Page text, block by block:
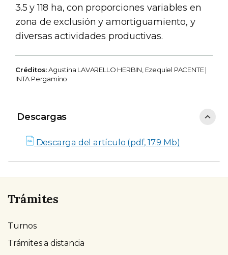
3.5 y 118 ha, con proporciones variables en
zona de exclusión y amortiguamiento, y
diversas actividades productivas.
Créditos:Agustina LAVARELLO HERBIN, Ezequiel PACENTE |
INTA Pergamino
Descargas
Descargas
Descarga del artículo (pdf, 17.9 Mb)
Trámites
Turnos
Trámites a distancia